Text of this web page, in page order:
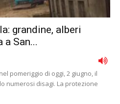
grandine, alberi
a San...
pomeriggio di oggi, 2 giugno, il
numerosi disagi. La protezione